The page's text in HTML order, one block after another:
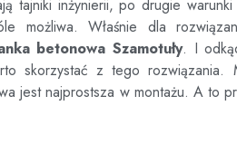
tajniki inżynierii, po drugie
możliwa. Właśnie dla
betonowaSzamotuły. I
skorzystać z tego rozwiązania.
jest najprostsza w montażu. A to